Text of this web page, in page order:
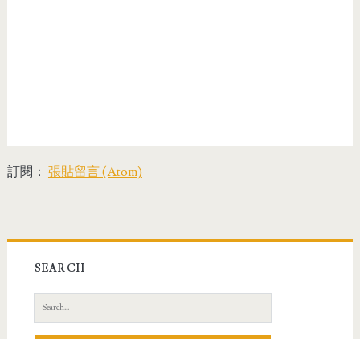
訂閱： 張貼留言 (Atom)
SEARCH
e